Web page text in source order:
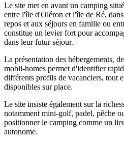
Le site met en avant un camping
entre l'île d'Oléron et l'île de Ré,
repos et aux séjours en famille ou
constitue un levier fort pour
dans leur futur séjour.
La présentation des hébergements,
mobil-homes permet d'identifier
différents profils de vacanciers, tout
disponibles sur place.
Le site insiste également sur la
notamment mini-golf, padel, pêche
positionner le camping comme un
autonome.